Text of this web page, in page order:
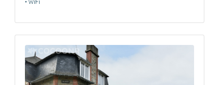
• WiFi